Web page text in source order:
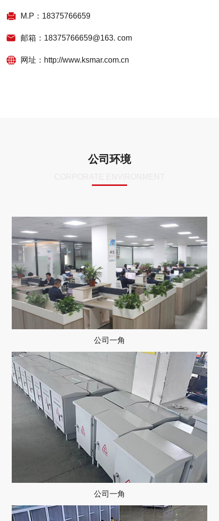
M.P：18375766659
邮箱：18375766659@163. com
网址：http://www.ksmar.com.cn
公司环境
公司一角
公司一角